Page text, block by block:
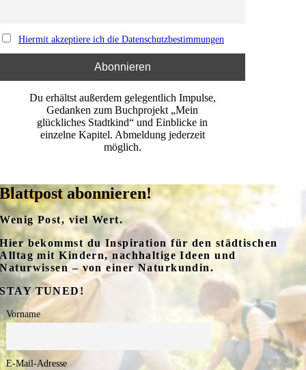
Hiermit akzeptiere ich die Datenschutzbestimmungen
Du erhältst außerdem gelegentlich Impulse,
Gedanken zum Buchprojekt „Mein
glückliches Stadtkind“ und Einblicke in
einzelne Kapitel. Abmeldung jederzeit
möglich.
Blattpost abonnieren!
Wenig Post, viel Wert.
Hier bekommst du Inspirationfür den städtischen
Alltag mit Kindern,nachhaltigeIdeenund
Naturwissen – von einer Naturkundin.
STAY TUNED!
Vorname
E-Mail-Adresse